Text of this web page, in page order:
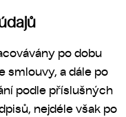
po dobu
smlouvy, a dále po
podle příslušných
nejdéle však po